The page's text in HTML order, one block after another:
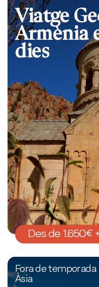
Viatge
Armènia
dies
Des de 1.650€
Fora de temporada
Àsia